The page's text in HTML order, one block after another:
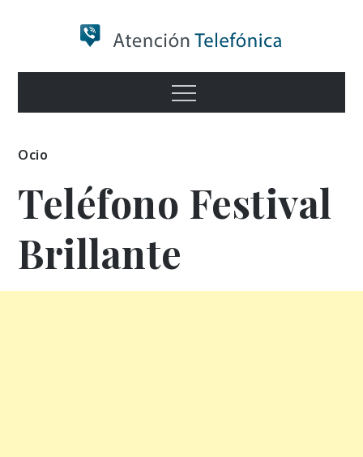
Numero de
Información
Menu
Ocio
Teléfono Festival
Brillante